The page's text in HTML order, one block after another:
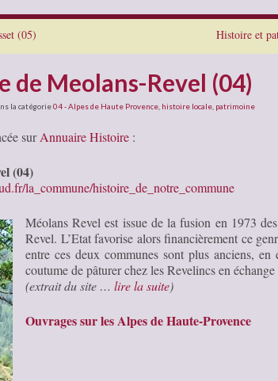
(05) Histoire et
de Meolans-Revel (04)
la catégorie04 - Alpes de Haute Provence histoire locale patrimoine
surAnnuaire Histoire :
(04)
la_commune/histoire_de_notre_commune
Méolans Revel est issue de la fusion en 1973
Revel. L’Etat favorise alors financièrement ce
entre ces deux communes sont plus anciens,
coutume de pâturer chez les Revelincs en
(extrait du site … lire la suite)
Ouvrages sur les Alpes de Haute-Provence